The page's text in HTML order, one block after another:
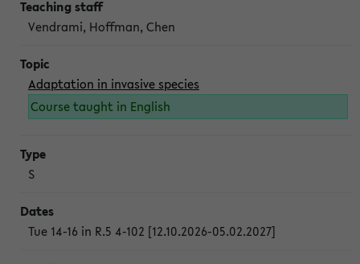
Vendrami, Hoffman, Chen
Adaptation in invasive species
Course taught in English
S
Tue 14-16 in R.5 4-102 [12.10.2026-05.02.2027]